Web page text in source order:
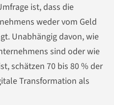
ist, dass die
weder vom Geld
Unabhängig davon, wie
sind oder wie
schätzen 70 bis 80 % der
Transformation als